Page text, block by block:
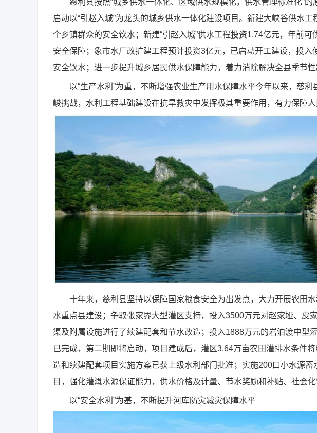
慈利县按照“城乡供水一体化、区域供水规模化，供水管理标准化”的
启动以“引赵入城”为龙头的城乡供水一体化建设项目。新建大峡谷供水
个乡镇群众的安全饮水；新建“引赵入城”供水工程投资1.74亿元，年前
安全保障；象市水厂改扩建工程预计投资3亿元，已启动开工建设，投
安全饮水；进一步提升城乡居民供水保障能力，着力消除解决全县季节性
以“生产水利”为重，不断增强农业生产用水保障水平今年以来，慈利
峻挑战，水利工程基础建设在抗旱救灾中发挥极其重要作用，有力保障人
十年来，慈利县坚持以保障国家粮食安全为出发点，大力开展农田水
水重点县建设；争取张家界大型灌区支持，投入3500万元对赵家垭、皮
渠及附属设施进行了续建配套和节水改造；投入1888万元的岩泊渡中型
已完成，第二期即将启动，项目建成后，灌区3.64万亩农田灌排水条件
造和续建配套项目实施方案已获上级水利部门批准；实施200口小水源
目，强化灌溉水源保证能力，供水价格及计量、节水奖励和补贴、社会化
以“安全水利”为基，不断提升河库防灾减灾保障水平